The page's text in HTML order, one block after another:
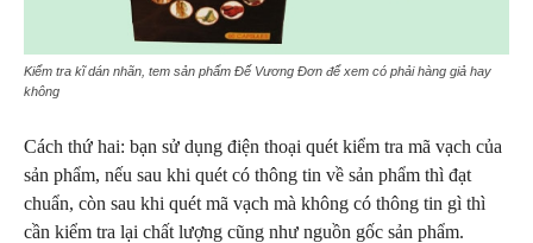
Kiểm tra kĩ dán nhãn, tem sản phẩm Đế Vương Đơn để xem có phải hàng giả hay
không
Cách thứ hai: bạn sử dụng điện thoại quét kiểm tra mã vạch của
sản phẩm, nếu sau khi quét có thông tin về sản phẩm thì đạt
chuẩn, còn sau khi quét mã vạch mà không có thông tin gì thì
cần kiểm tra lại chất lượng cũng như nguồn gốc sản phẩm.